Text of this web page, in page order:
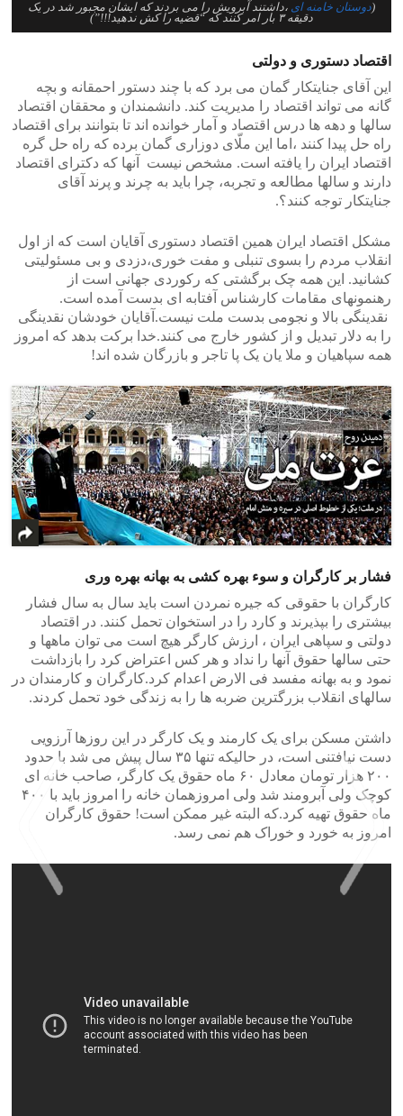
(دوستان خامنه ای ،داشتند آبرویش را می بردند که ایشان مجبور شد در یک
دقیقه ۳ بار امر کنند که “قضیه را کش ندهید!!!”)
اقتصاد دستوری و دولتی
این آقای جنایتکار گمان می برد که با چند دستور احمقانه و بچه
گانه می تواند اقتصاد را مدیریت کند. دانشمندان و محققان اقتصاد
سالها و دهه ها درس اقتصاد و آمار خوانده اند تا بتوانند برای اقتصاد
راه حل پیدا کنند ،اما این ملّای دوزاری گمان برده که راه حل گره
اقتصاد ایران را یافته است. مشخص نیست آنها که دکترای اقتصاد
دارند و سالها مطالعه و تجربه، چرا باید به چرند و پرند آقای
جنایتکار توجه کنند؟.
مشکل اقتصاد ایران همین اقتصاد دستوری آقایان است که از اول
انقلاب مردم را بسوی تنبلی و مفت خوری،دزدی و بی مسئولیتی
کشانید. این همه چک برگشتی که رکوردی جهانی است از
رهنمونهای مقامات کارشناس آفتابه ای بدست آمده است.
نقدینگی بالا و نجومی بدست ملت نیست.آقایان خودشان نقدینگی
را به دلار تبدیل و از کشور خارج می کنند.خدا برکت بدهد که امروز
همه سپاهیان و ملا یان یک پا تاجر و بازرگان شده اند!
فشار بر کارگران و سوء بهره کشی به بهانه بهره وری
کارگران با حقوقی که جیره نمردن است باید سال به سال فشار
بیشتری را بپذیرند و کارد را در استخوان تحمل کنند. در اقتصاد
دولتی و سپاهی ایران ، ارزش کارگر هیچ است می توان ماهها و
حتی سالها حقوق آنها را نداد و هر کس اعتراض کرد را بازداشت
نمود و به بهانه مفسد فی الارض اعدام کرد.کارگران و کارمندان در
سالهای انقلاب بزرگترین ضربه ها را به زندگی خود تحمل کردند.
داشتن مسکن برای یک کارمند و یک کارگر در این روزها آرزویی
دست نیافتنی است، در حالیکه تنها ۳۵ سال پیش می شد با حدود
۲۰۰ هزار تومان معادل ۶۰ ماه حقوق یک کارگر، صاحب خانه ای
کوچک ولی آبرومند شد ولی امروزهمان خانه را امروز باید با ۴۰۰
ماه حقوق تهیه کرد.که البته غیر ممکن است! حقوق کارگران
امروز به خورد و خوراک هم نمی رسد.